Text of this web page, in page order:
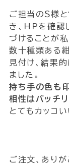
ご担当のＳ様
き、HPを確認
づけることが私
数十種類ある
見付け、結果
ました。
持ち手の色も
相性はバッチリ
とてもカッコ
ご注文、あり